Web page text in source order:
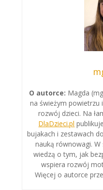
O autorce: Magda
na świeżym powietrzu
rozwój dzieci. Na
DlaDzieci.pl
bujakach i zestawach
nauką równowagi.
wiedzą o tym, jak
wspiera rozwój
Więcej o autorce